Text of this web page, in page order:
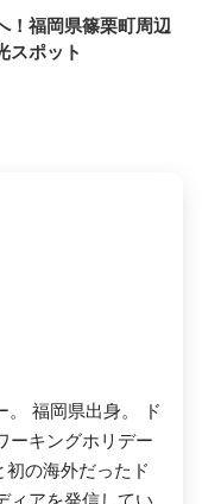
！福岡県篠栗町周辺
スポット
。 福岡県出身。 ド
ーキングホリデー
の海外だったド